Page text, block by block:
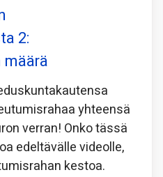
2:
yhteensä
verran! Onko tässä
edeltävälle videolle,
kestoa.